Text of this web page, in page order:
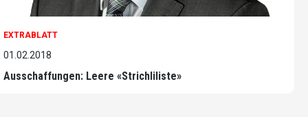
EXTRABLATT
01.02.2018
Ausschaffungen: Leere «Strichliliste»